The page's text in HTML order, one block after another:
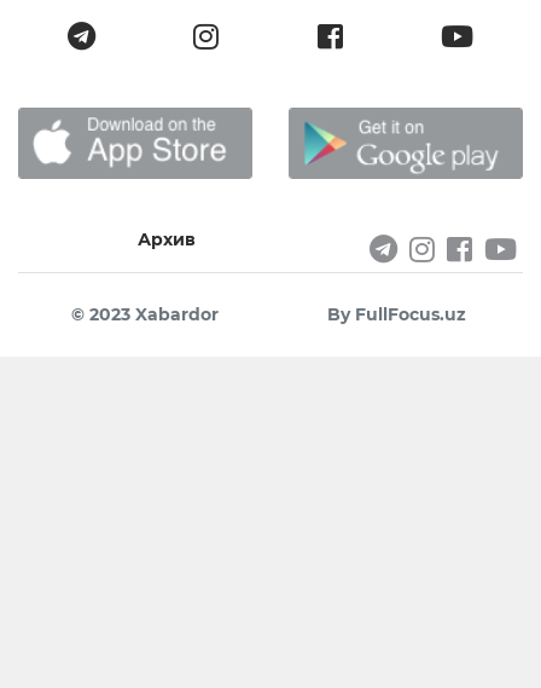
Архив
© 2023 Xabardor By FullFocus.uz